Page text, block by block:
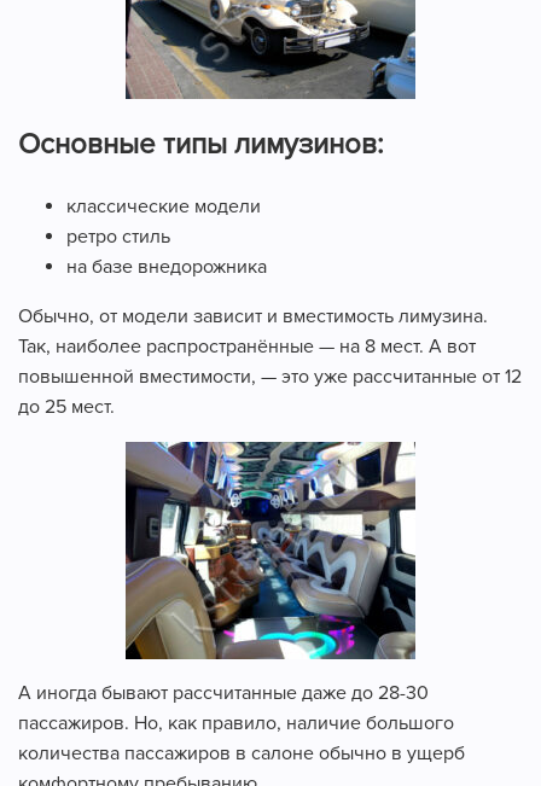
Основные типы лимузинов:
классические модели
ретро стиль
на базе внедорожника
Обычно, от модели зависит и вместимость лимузина.
Так, наиболее распространённые — на 8 мест. А вот
повышенной вместимости, — это уже рассчитанные от 12
до 25 мест.
А иногда бывают рассчитанные даже до 28-30
пассажиров. Но, как правило, наличие большого
количества пассажиров в салоне обычно в ущерб